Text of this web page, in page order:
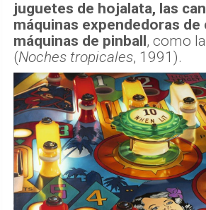
juguetes de hojalata, las
máquinas expendedoras de
máquinas de pinball, como
(Noches tropicales, 1991).